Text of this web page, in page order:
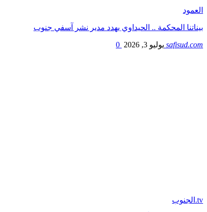
العمود
بيناتنا المحكمة .. الحيداوي يهدد مدير نشر آسفي جنوب
safisud.com يوليو 3, 2026
tv.الجنوب